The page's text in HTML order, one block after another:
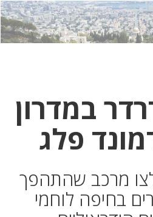
לחץ
כאן
לחץ
כדי
במדרון
פלג
מרכב שהתהפך
בחיפה לוחמי